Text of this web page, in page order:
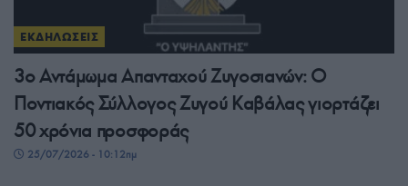
ΕΚΔΗΛΩΣΕΙΣ
3ο Αντάμωμα Απανταχού Ζυγοσιανών: Ο
Ποντιακός Σύλλογος Ζυγού Καβάλας γιορτάζει
50 χρόνια προσφοράς
25/07/2026 - 10:12πμ